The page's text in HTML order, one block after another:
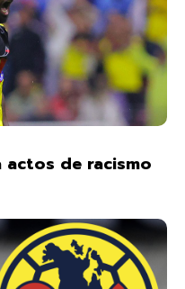
actos de racismo